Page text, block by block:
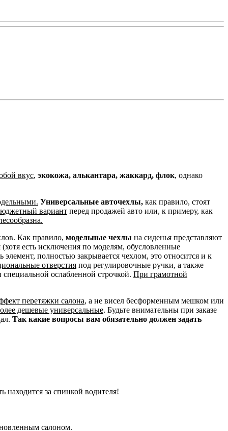
вкус, экокожа, алькантара, жаккард, флок, однако
Универсальные авточехлы, как правило, стоят
вариант перед продажей авто или, к примеру, как
Как правило, модельные чехлы на сиденья представляют
(хотя есть исключения по моделям, обусловленные
элемент, полностью закрывается чехлом, это относится и к
отверстия под регулировочные ручки, а также
ослабленной строчкой. При грамотной
перетяжки салона, а не висел бесформенным мешком или
дешевые универсальные. Будьте внимательны при заказе
Так какие вопросы вам обязательно должен задать
находится за спинкой водителя!
салоном.